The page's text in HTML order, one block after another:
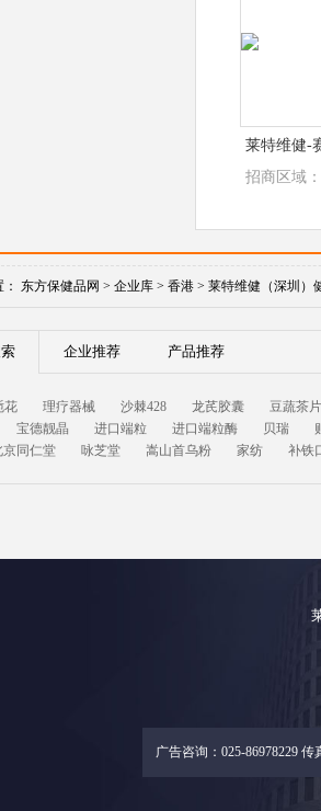
莱特维健-
招商区域：
东方保健品网 > 企业库 > 香港 > 莱特维健（深圳）
企业推荐 产品推荐
花 理疗器械 沙棘428 龙芪胶囊 豆蔬茶片
宝德靓晶 进口端粒 进口端粒酶 贝瑞
京同仁堂 咏芝堂 嵩山首乌粉 家纺 补铁
广告咨询：025-86978229 传